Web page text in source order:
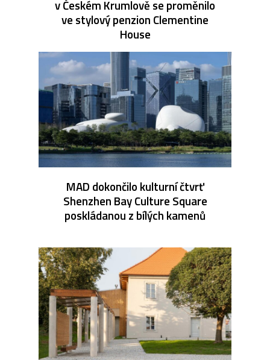
v Českém Krumlově se proměnilo
ve stylový penzion Clementine
House
MAD dokončilo kulturní čtvrť
Shenzhen Bay Culture Square
poskládanou z bílých kamenů